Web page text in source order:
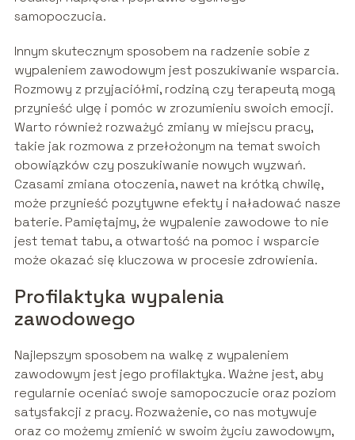
samopoczucia.
Innym skutecznym sposobem na radzenie sobie z
wypaleniem zawodowym jest poszukiwanie wsparcia.
Rozmowy z przyjaciółmi, rodziną czy terapeutą mogą
przynieść ulgę i pomóc w zrozumieniu swoich emocji.
Warto również rozważyć zmiany w miejscu pracy,
takie jak rozmowa z przełożonym na temat swoich
obowiązków czy poszukiwanie nowych wyzwań.
Czasami zmiana otoczenia, nawet na krótką chwilę,
może przynieść pozytywne efekty i naładować nasze
baterie. Pamiętajmy, że wypalenie zawodowe to nie
jest temat tabu, a otwartość na pomoc i wsparcie
może okazać się kluczowa w procesie zdrowienia.
Profilaktyka wypalenia
zawodowego
Najlepszym sposobem na walkę z wypaleniem
zawodowym jest jego profilaktyka. Ważne jest, aby
regularnie oceniać swoje samopoczucie oraz poziom
satysfakcji z pracy. Rozważenie, co nas motywuje
oraz co możemy zmienić w swoim życiu zawodowym,